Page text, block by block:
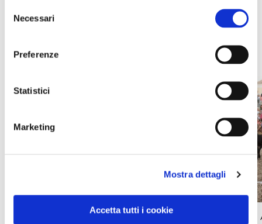
delNecessari
Preferenze
Statistici
Marketing
Mostra dettagli
Accetta tutti i cookie
EVENTI